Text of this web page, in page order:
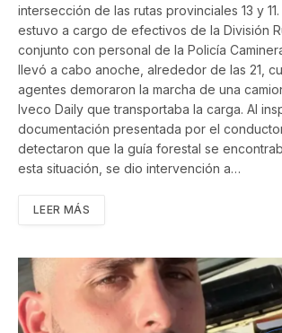
intersección de las rutas provinciales 13 y
estuvo a cargo de efectivos de la División
conjunto con personal de la Policía
llevó a cabo anoche, alrededor de las 21,
agentes demoraron la marcha de una
Iveco Daily que transportaba la carga. Al
documentación presentada por el
detectaron que la guía forestal se
esta situación, se dio intervención a…
LEER MÁS